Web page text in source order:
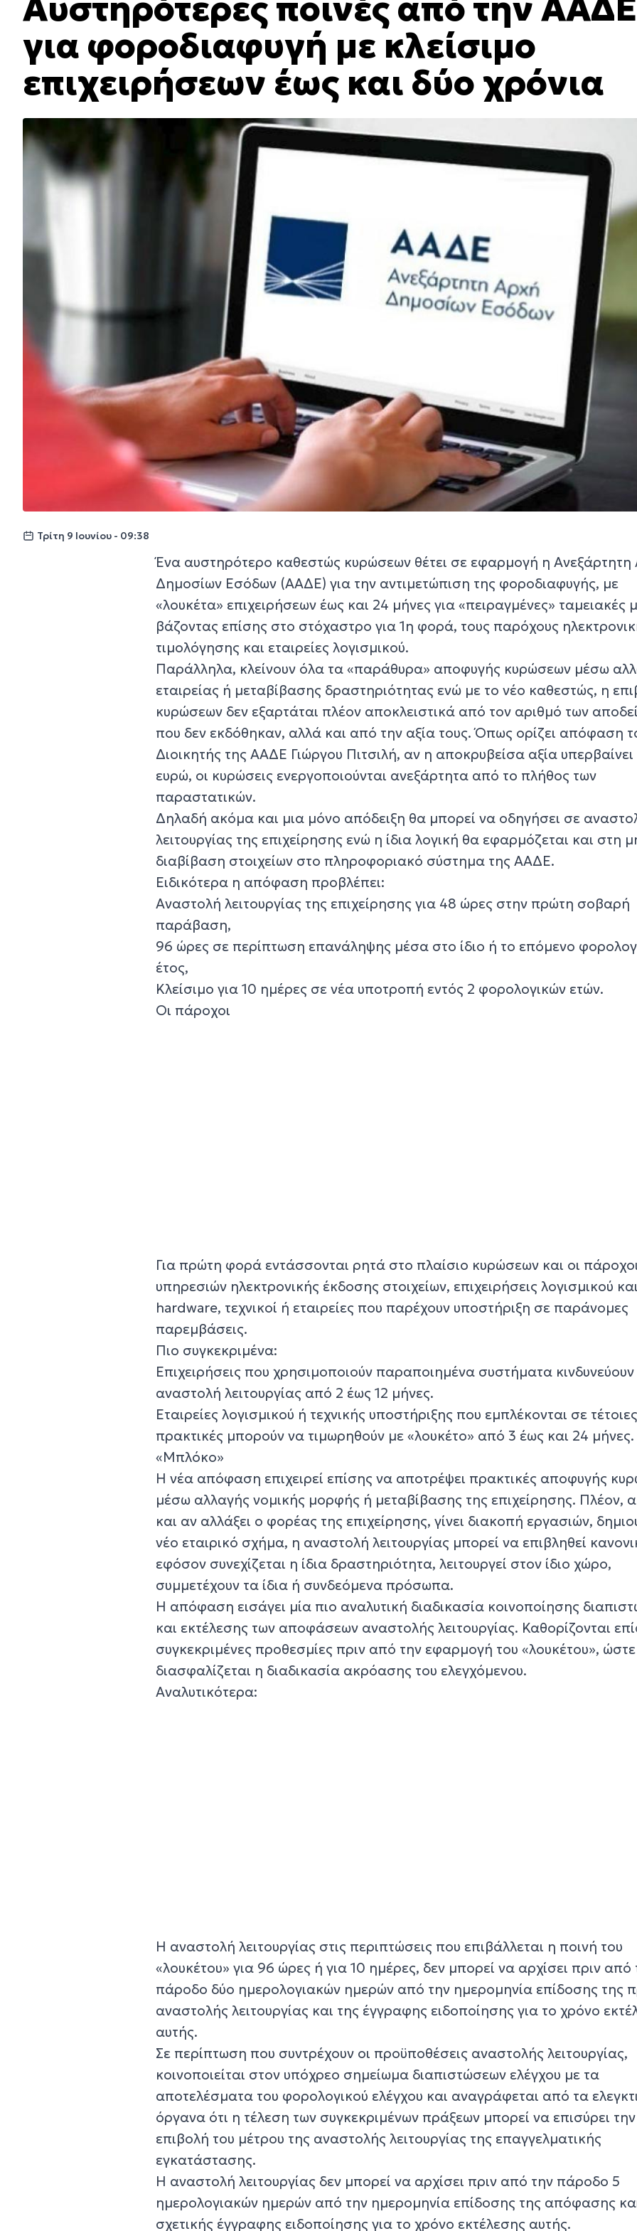
για φοροδιαφυγή με κλείσιμο
επιχειρήσεων έως και δύο χρόνια
Τρίτη 9 Ιουνίου - 09:38
Ένα αυστηρότερο καθεστώς κυρώσεων θέτει σε εφαρμογή η Ανεξάρτητη
Δημοσίων Εσόδων (ΑΑΔΕ) για την αντιμετώπιση της φοροδιαφυγής, με
«λουκέτα» επιχειρήσεων έως και 24 μήνες για «πειραγμένες» ταμειακές
βάζοντας επίσης στο στόχαστρο για 1η φορά, τους παρόχους
τιμολόγησης και εταιρείες λογισμικού.
Παράλληλα, κλείνουν όλα τα «παράθυρα» αποφυγής κυρώσεων μέσω
εταιρείας ή μεταβίβασης δραστηριότητας ενώ με το νέο καθεστώς, η
κυρώσεων δεν εξαρτάται πλέον αποκλειστικά από τον αριθμό των
που δεν εκδόθηκαν, αλλά και από την αξία τους. Όπως ορίζει απόφαση
Διοικητής της ΑΑΔΕ Γιώργου Πιτσιλή, αν η αποκρυβείσα αξία
ευρώ, οι κυρώσεις ενεργοποιούνται ανεξάρτητα από το πλήθος των
παραστατικών.
Δηλαδή ακόμα και μια μόνο απόδειξη θα μπορεί να οδηγήσει σε
λειτουργίας της επιχείρησης ενώ η ίδια λογική θα εφαρμόζεται και στη
διαβίβαση στοιχείων στο πληροφοριακό σύστημα της ΑΑΔΕ.
Ειδικότερα η απόφαση προβλέπει:
Αναστολή λειτουργίας της επιχείρησης για 48 ώρες στην πρώτη σοβαρή
παράβαση,
96 ώρες σε περίπτωση επανάληψης μέσα στο ίδιο ή το επόμενο
έτος,
Κλείσιμο για 10 ημέρες σε νέα υποτροπή εντός 2 φορολογικών ετών.
Οι πάροχοι
Για πρώτη φορά εντάσσονται ρητά στο πλαίσιο κυρώσεων και οι
υπηρεσιών ηλεκτρονικής έκδοσης στοιχείων, επιχειρήσεις λογισμικού και
hardware, τεχνικοί ή εταιρείες που παρέχουν υποστήριξη σε παράνομες
παρεμβάσεις.
Πιο συγκεκριμένα:
Επιχειρήσεις που χρησιμοποιούν παραποιημένα συστήματα
αναστολή λειτουργίας από 2 έως 12 μήνες.
Εταιρείες λογισμικού ή τεχνικής υποστήριξης που εμπλέκονται σε τέτοιες
πρακτικές μπορούν να τιμωρηθούν με «λουκέτο» από 3 έως και 24 μήνες.
«Μπλόκο»
Η νέα απόφαση επιχειρεί επίσης να αποτρέψει πρακτικές αποφυγής
μέσω αλλαγής νομικής μορφής ή μεταβίβασης της επιχείρησης. Πλέον,
και αν αλλάξει ο φορέας της επιχείρησης, γίνει διακοπή εργασιών,
νέο εταιρικό σχήμα, η αναστολή λειτουργίας μπορεί να επιβληθεί
εφόσον συνεχίζεται η ίδια δραστηριότητα, λειτουργεί στον ίδιο χώρο,
συμμετέχουν τα ίδια ή συνδεόμενα πρόσωπα.
Η απόφαση εισάγει μία πιο αναλυτική διαδικασία κοινοποίησης
και εκτέλεσης των αποφάσεων αναστολής λειτουργίας. Καθορίζονται
συγκεκριμένες προθεσμίες πριν από την εφαρμογή του «λουκέτου»,
διασφαλίζεται η διαδικασία ακρόασης του ελεγχόμενου.
Αναλυτικότερα:
Η αναστολή λειτουργίας στις περιπτώσεις που επιβάλλεται η ποινή του
«λουκέτου» για 96 ώρες ή για 10 ημέρες, δεν μπορεί να αρχίσει πριν από
πάροδο δύο ημερολογιακών ημερών από την ημερομηνία επίδοσης της
αναστολής λειτουργίας και της έγγραφης ειδοποίησης για το χρόνο
αυτής.
Σε περίπτωση που συντρέχουν οι προϋποθέσεις αναστολής λειτουργίας,
κοινοποιείται στον υπόχρεο σημείωμα διαπιστώσεων ελέγχου με τα
αποτελέσματα του φορολογικού ελέγχου και αναγράφεται από τα
όργανα ότι η τέλεση των συγκεκριμένων πράξεων μπορεί να επισύρει την
επιβολή του μέτρου της αναστολής λειτουργίας της επαγγελματικής
εγκατάστασης.
Η αναστολή λειτουργίας δεν μπορεί να αρχίσει πριν από την πάροδο 5
ημερολογιακών ημερών από την ημερομηνία επίδοσης της απόφασης
σχετικής έγγραφης ειδοποίησης για το χρόνο εκτέλεσης αυτής.